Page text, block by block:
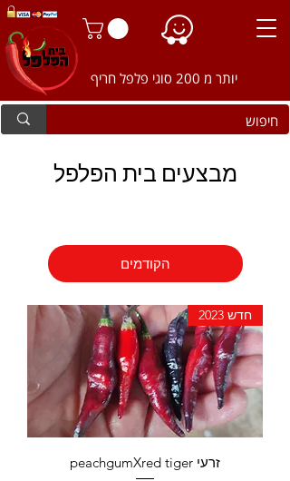
מבצעים בית הפלפל
הקודמים
חדש 2023
זרעי peachgumXred tiger